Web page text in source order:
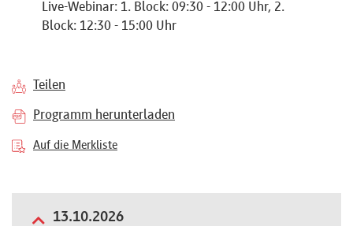
Referenten
Kontakt
Live-Webinar: 1. Block: 09:30 - 12:00 Uhr, 2.
Block: 12:30 - 15:00 Uhr
Teilen
Programm herunterladen
Auf die Merkliste
13.10.2026